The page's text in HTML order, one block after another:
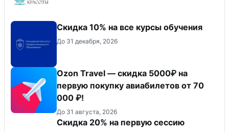
Скидка 10% на все курсы обучения
До 31 декабря, 2026
Ozon Travel — скидка 5000₽ на
первую покупку авиабилетов от 70
000 ₽!
До 31 августа, 2026
Скидка 20% на первую сессию